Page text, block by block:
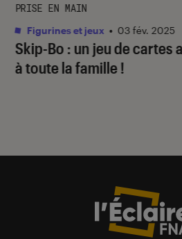
Skip-Bo : un jeu de cartes
à toute la famille !
PRISE EN MAIN
Figurines et jeux • 03 fév. 2025